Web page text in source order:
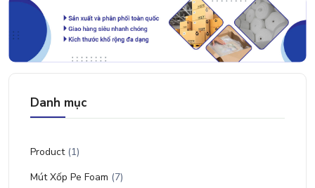
Danh mục
Product(1)
Mút Xốp Pe Foam (7)